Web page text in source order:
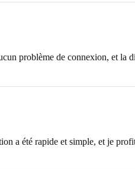
problème de connexion, et la
a été rapide et simple, et je